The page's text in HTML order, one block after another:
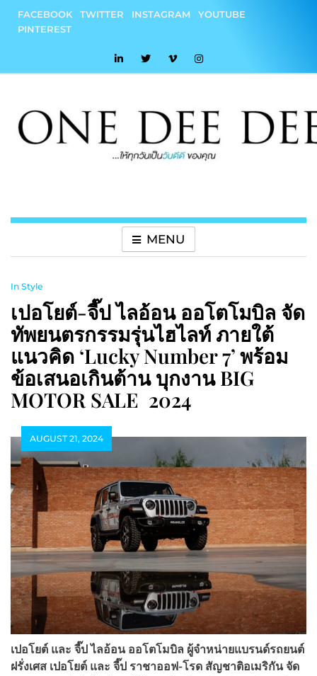
content
FACEBOOK TWITTER INSTAGRAM
YOUTUBE
PINTEREST
MENU
In Style
เปอโยต์-จี๊ป ไลอ้อน ออโตโมบิล จัด
ทัพยนตรกรรมรุ่นไฮไลท์ ภายใต้
แนวคิด ‘Lucky Number 7’ พร้อม
ข้อเสนอเกินต้าน บุกงาน BIG
MOTOR SALE 2024
AUGUST 21, 2024
เปอโยต์ และ จี๊ป ไลอ้อน ออโตโมบิล ผู้จำหน่ายแบรนด์รถยนต์
ฝรั่งเศส เปอโยต์ และ จี๊ป ราชาออฟ-โรด สัญชาติอเมริกัน จัด